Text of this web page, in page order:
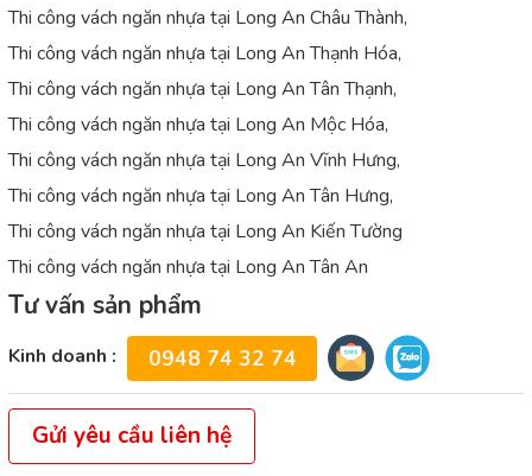
Thi công vách ngăn nhựa tại Long An Châu Thành,
Thi công vách ngăn nhựa tại Long An Thạnh Hóa,
Thi công vách ngăn nhựa tại Long An Tân Thạnh,
Thi công vách ngăn nhựa tại Long An Mộc Hóa,
Thi công vách ngăn nhựa tại Long An Vĩnh Hưng,
Thi công vách ngăn nhựa tại Long An Tân Hưng,
Thi công vách ngăn nhựa tại Long An Kiến Tường
Thi công vách ngăn nhựa tại Long An Tân An
Tư vấn sản phẩm
Kinh doanh : 0948 74 32 74
Gửi yêu cầu liên hệ